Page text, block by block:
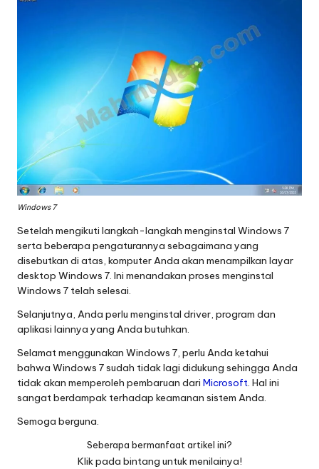
Windows 7
Setelah mengikuti langkah-langkah menginstal Windows 7
serta beberapa pengaturannya sebagaimana yang
disebutkan di atas, komputer Anda akan menampilkan layar
desktop Windows 7. Ini menandakan proses menginstal
Windows 7 telah selesai.
Selanjutnya, Anda perlu menginstal driver, program dan
aplikasi lainnya yang Anda butuhkan.
Selamat menggunakan Windows 7, perlu Anda ketahui
bahwa Windows 7 sudah tidak lagi didukung sehingga Anda
tidak akan memperoleh pembaruan dari Microsoft. Hal ini
sangat berdampak terhadap keamanan sistem Anda.
Semoga berguna.
Seberapa bermanfaat artikel ini?
Klik pada bintang untuk menilainya!